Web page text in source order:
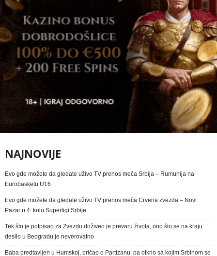
NAJNOVIJE
Evo gde možete da gledate uživo TV prenos meča Srbija – Rumunija na
Eurobasketu U16
Evo gde možete da gledate uživo TV prenos meča Crvena zvezda – Novi
Pazar u 4. kolu Superligi Srbije
Tek što je potpisao za Zvezdu doživeo je prevaru života, ono što se na kraju
desilo u Beogradu je neverovatno
Baba predtavljen u Humskoj, pričao o Partizanu, pa otkrio sa kojim Srbinom se